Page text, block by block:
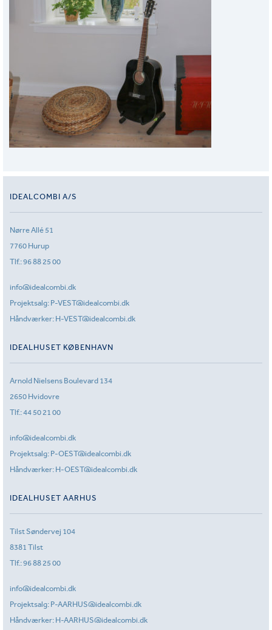
IDEALCOMBI A/S
Nørre Allé 51
7760 Hurup
Tlf.:96 88 25 00
info@idealcombi.dk
Projektsalg: P-VEST@idealcombi.dk
Håndværker: H-VEST@idealcombi.dk
IDEALHUSET KØBENHAVN
Arnold Nielsens Boulevard 134
2650 Hvidovre
Tlf.:44 50 21 00
info@idealcombi.dk
Projektsalg: P-OEST@idealcombi.dk
Håndværker: H-OEST@idealcombi.dk
IDEALHUSET AARHUS
Tilst Søndervej 104
8381 Tilst
Tlf.:96 88 25 00
info@idealcombi.dk
Projektsalg: P-AARHUS@idealcombi.dk
Håndværker: H-AARHUS@idealcombi.dk